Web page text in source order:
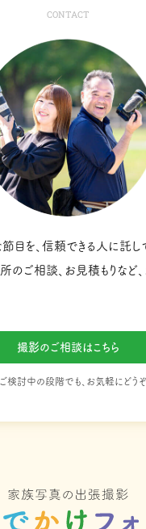
CONTACT
目を、信頼できる人に託し
のご相談、お見積もりなど
撮影のご相談はこちら
検討中の段階でも、お気軽にどうぞ